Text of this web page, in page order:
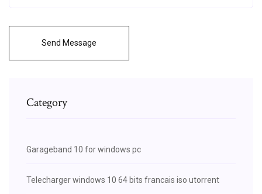
Send Message
Category
Garageband 10 for windows pc
Telecharger windows 10 64 bits francais iso utorrent